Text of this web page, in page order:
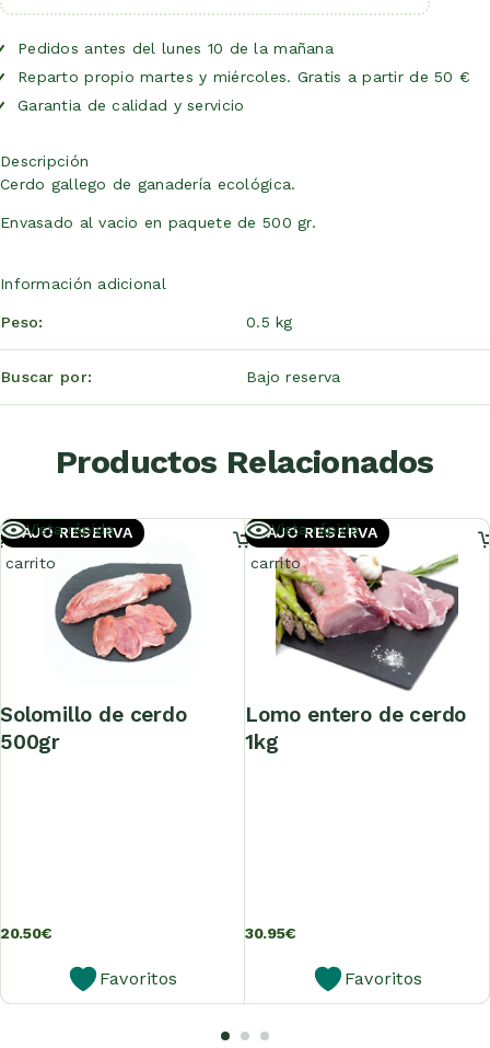
Pedidos antes del lunes 10 de la mañana
Reparto propio martes y miércoles. Gratis a partir de 50 €
Garantia de calidad y servicio
Descripción
Cerdo gallego de ganadería ecológica.
Envasado al vacio en paquete de 500 gr.
Información adicional
Peso 0.5 kg
Buscar por Bajo reserva
Productos Relacionados
BAJO RESERVA
Vista rápida
solomillo de cerdo
500gr
20.50€
Favoritos
Añadir
al
carrito
BAJO RESERVA
Vista rápida
lomo entero de cerdo
1kg
30.95€
Favoritos
Añadir
al
carrito